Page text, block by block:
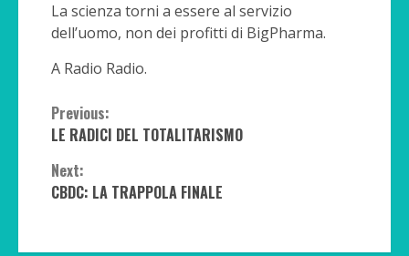
La scienza torni a essere al servizio
dell’uomo, non dei profitti di BigPharma.
A Radio Radio.
Continue
Reading
Previous:
LE RADICI DEL TOTALITARISMO
Next:
CBDC: LA TRAPPOLA FINALE